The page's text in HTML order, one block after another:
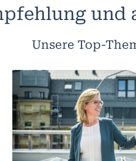
und
Unsere Top-